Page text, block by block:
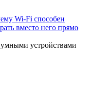
Wi-Fi способен
вместо него прямо
умными устройствами